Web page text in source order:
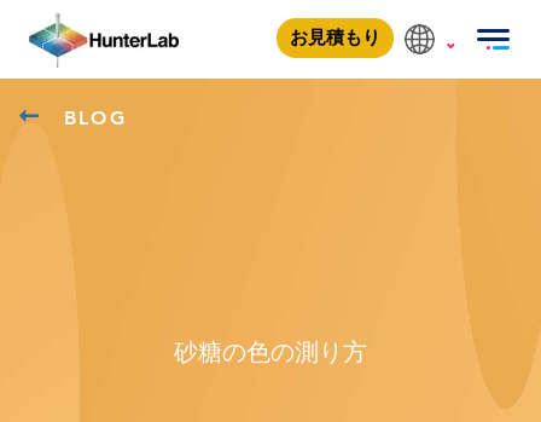
お見積もり
BLOG
砂糖の色の測り方